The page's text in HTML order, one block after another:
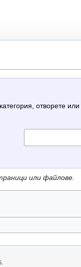
отворете или
или файлове.